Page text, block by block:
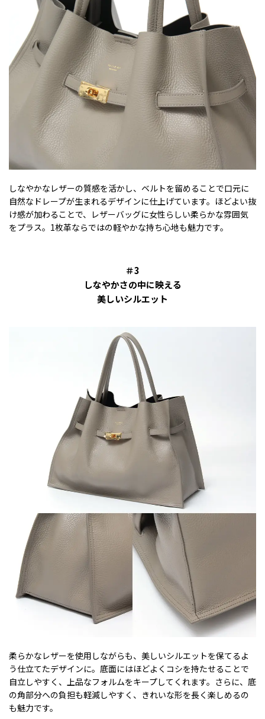
しなやかなレザーの質感を活かし、ベルトを留めることで口元に
自然なドレープが生まれるデザインに仕上げています。ほどよい抜
け感が加わることで、レザーバッグに女性らしい柔らかな雰囲気
をプラス。1枚革ならではの軽やかな持ち心地も魅力です。
＃3
しなやかさの中に映える
美しいシルエット
柔らかなレザーを使用しながらも、美しいシルエットを保てるよ
う仕立てたデザインに。底面にはほどよくコシを持たせることで
自立しやすく、上品なフォルムをキープしてくれます。さらに、底
の角部分への負担も軽減しやすく、きれいな形を長く楽しめるの
も魅力です。